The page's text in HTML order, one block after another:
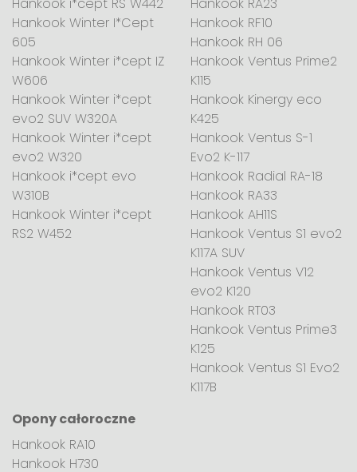
Hankook Winter I*Cept
605
Hankook Winter i*cept IZ
W606
Hankook Winter i*cept
evo2 SUV W320A
Hankook Winter i*cept
evo2 W320
Hankook i*cept evo
W310B
Hankook Winter i*cept
RS2 W452
Hankook RF10
Hankook RH 06
Hankook Ventus Prime2
K115
Hankook Kinergy eco
K425
Hankook Ventus S-1
Evo2 K-117
Hankook Radial RA-18
Hankook RA33
Hankook AH11S
Hankook Ventus S1 evo2
K117A SUV
Hankook Ventus V12
evo2 K120
Hankook RT03
Hankook Ventus Prime3
K125
Hankook Ventus S1 Evo2
K117B
Opony całoroczne
Hankook RA10
Hankook H730